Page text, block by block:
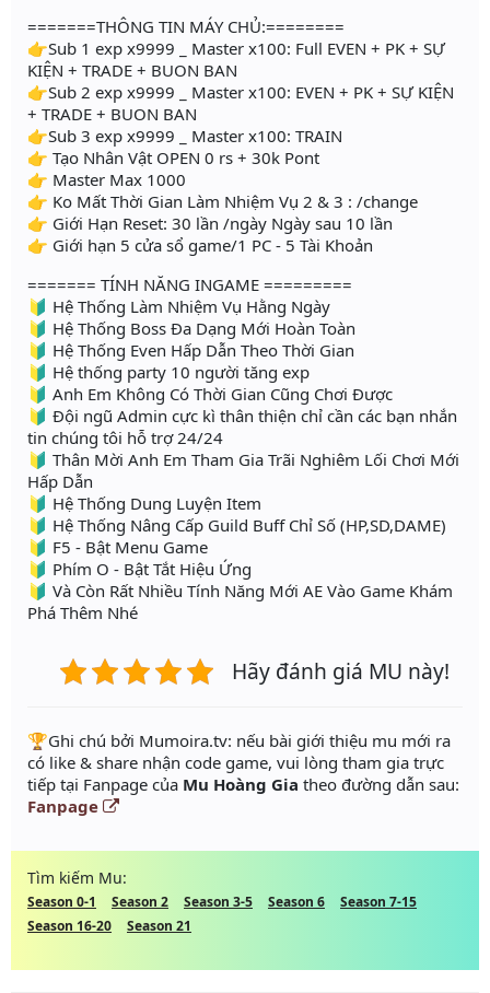
=======THÔNG TIN MÁY CHỦ:========
👉Sub 1 exp x9999 _ Master x100: Full EVEN + PK + SỰ
KIỆN + TRADE + BUON BAN
👉Sub 2 exp x9999 _ Master x100: EVEN + PK + SỰ KIỆN
+ TRADE + BUON BAN
👉Sub 3 exp x9999 _ Master x100: TRAIN
👉 Tạo Nhân Vật OPEN 0 rs + 30k Pont
👉 Master Max 1000
👉 Ko Mất Thời Gian Làm Nhiệm Vụ 2 & 3 : /change
👉 Giới Hạn Reset: 30 lần /ngày Ngày sau 10 lần
👉 Giới hạn 5 cửa sổ game/1 PC - 5 Tài Khoản
======= TÍNH NĂNG INGAME =========
🔰 Hệ Thống Làm Nhiệm Vụ Hằng Ngày
🔰 Hệ Thống Boss Đa Dạng Mới Hoàn Toàn
🔰 Hệ Thống Even Hấp Dẫn Theo Thời Gian
🔰 Hệ thống party 10 người tăng exp
🔰 Anh Em Không Có Thời Gian Cũng Chơi Được
🔰 Đội ngũ Admin cực kì thân thiện chỉ cần các bạn nhắn
tin chúng tôi hỗ trợ 24/24
🔰 Thân Mời Anh Em Tham Gia Trãi Nghiêm Lối Chơi Mới
Hấp Dẫn
🔰 Hệ Thống Dung Luyện Item
🔰 Hệ Thống Nâng Cấp Guild Buff Chỉ Số (HP,SD,DAME)
🔰 F5 - Bật Menu Game
🔰 Phím O - Bật Tắt Hiệu Ứng
🔰 Và Còn Rất Nhiều Tính Năng Mới AE Vào Game Khám
Phá Thêm Nhé
Hãy đánh giá MU này!
️🏆Ghi chú bởi Mumoira.tv: nếu bài giới thiệu mu mới ra
có like & share nhận code game, vui lòng tham gia trực
tiếp tại Fanpage của Mu Hoàng Gia theo đường dẫn sau:
Fanpage
Tìm kiếm Mu:
Season 0-1 Season 2 Season 3-5 Season 6
Season 7-15
Season 16-20
Season 21